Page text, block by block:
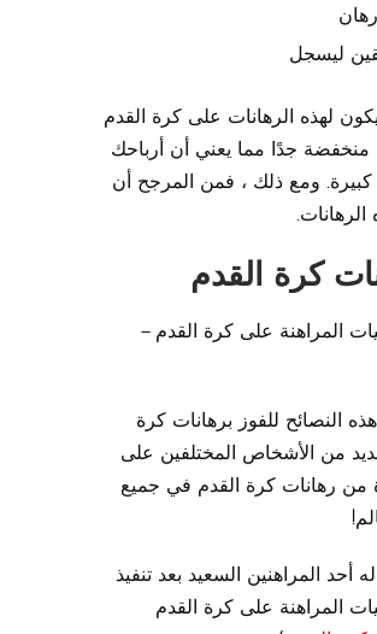
ليسجل
لهذه الرهانات على كرة القدم
منخفضة جدًا مما يعني أن أرباحك
ومع ذلك ، فمن المرجح أن
الرهانات.
كرة القدم
المراهنة على كرة القدم –
النصائح للفوز برهانات كرة
من الأشخاص المختلفين على
من رهانات كرة القدم في جميع
أحد المراهنين السعيد بعد تنفيذ
المراهنة على كرة القدم